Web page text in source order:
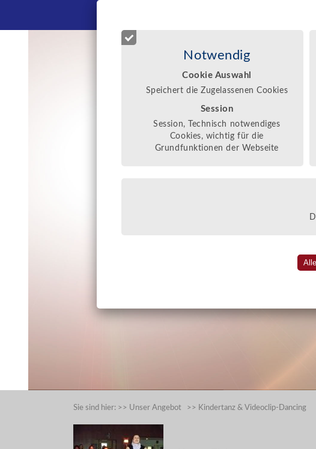
Notwendig
Cookie Auswahl
Speichert die Zugelassenen Cookies
Session
Session, Technisch notwendiges
Cookies, wichtig für die
Grundfunktionen der Webseite
Sie sind hier: >> Unser Angebot >> Kindertanz & Videoclip-Dancing